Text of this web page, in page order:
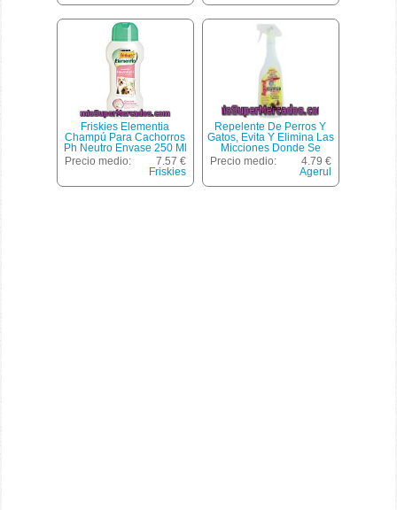
Friskies Elementia
Champú Para Cachorros
Ph Neutro Envase 250 Ml
Precio medio:
7.57 €
Friskies
Repelente De Perros Y
Gatos, Evita Y Elimina Las
Micciones Donde Se
Aplica Agerul 500 Mililtros
Precio medio:
4.79 €
Agerul